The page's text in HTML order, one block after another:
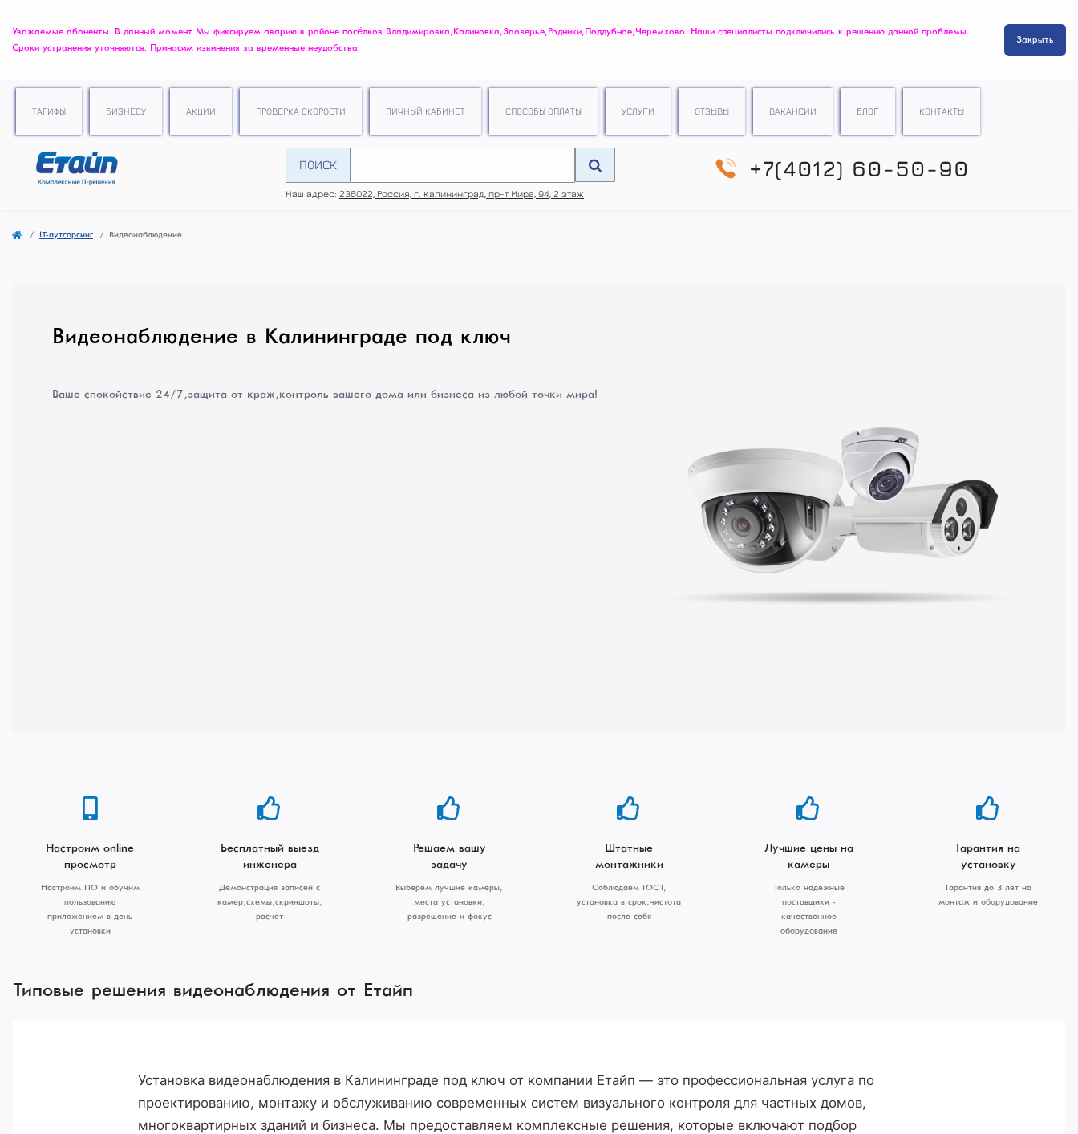
Уважаемые абоненты. В данный момент Мы фиксируем аварию в районе посёлков Владимировка, Калиновка, Заозерье, Родники, Поддубное, Черемхово. Наши специалисты подключились к решению данной проблемы.
Сроки устранения уточняются. Приносим извинения за временные неудобства.
Закрыть
ТАРИФЫ БИЗНЕСУ АКЦИИ ПРОВЕРКА СКОРОСТИ ЛИЧНЫЙ КАБИНЕТ СПОСОБЫ ОПЛАТЫ УСЛУГИ ОТЗЫВЫ ВАКАНСИИ БЛОГ КОНТАКТЫ
ПОИСК
Наш адрес: 236022, Россия, г. Калининград, пр-т Мира, 94, 2 этаж
+7(4012) 60-50-90
IT-аутсорсинг Видеонаблюдение
Видеонаблюдение в Калининграде под ключ
Ваше спокойствие 24/7, защита от краж, контроль вашего дома или бизнеса из любой точки мира!
Настроим online
просмотр
Настроим ПО и обучим
пользованию
приложением в день
установки
Бесплатный выезд
инженера
Демонстрация записей с
камер, схемы, скриншоты,
расчет
Решаем вашу
задачу
Выберем лучшие камеры,
места установки,
разрешение и фокус
Штатные
монтажники
Соблюдаем ГОСТ,
установка в срок, чистота
после себя
Лучшие цены на
камеры
Только надежные
поставщики -
качественное
оборудование
Гарантия на
установку
Гарантия до 3 лет на
монтаж и оборудование
Типовые решения видеонаблюдения от Етайп
Установка видеонаблюдения в Калининграде под ключ от компании Етайп — это профессиональная услуга по
проектированию, монтажу и обслуживанию современных систем визуального контроля для частных домов,
многоквартирных зданий и бизнеса. Мы предоставляем комплексные решения, которые включают подбор